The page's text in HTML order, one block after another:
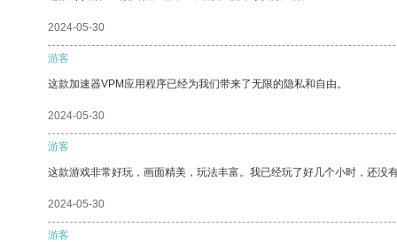
2024-05-30
游客
这款加速器VPM应用程序已经为我们带来了无限的隐私和自由。
2024-05-30
游客
这款游戏非常好玩，画面精美，玩法丰富。我已经玩了好几个小时，还没
2024-05-30
游客